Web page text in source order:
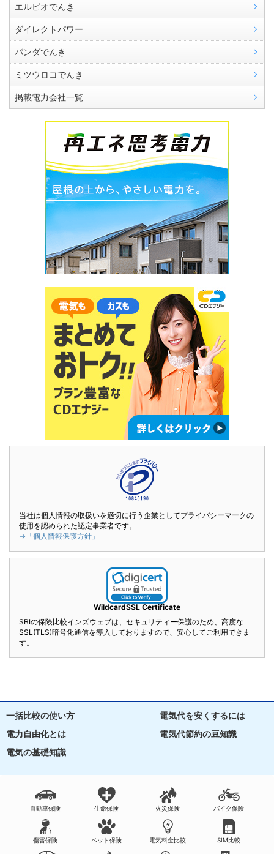
エルピオでんき
ダイレクトパワー
パンダでんき
ミツウロコでんき
掲載電力会社一覧
当社は個人情報の取扱いを適切に行う企業としてプライバシーマークの
使用を認められた認定事業者です。
→「個人情報保護方針」
WildcardSSL Certificate
SBIの保険比較インズウェブは、セキュリティー保護のため、高度な
SSL(TLS)暗号化通信を導入しておりますので、安心してご利用できま
す。
一括比較の使い方
電気代を安くするには
電力自由化とは
電気代節約の豆知識
電気の基礎知識
自動車保険 生命保険 火災保険 バイク保険
傷害保険 ペット保険 電気料金比較 SIM比較